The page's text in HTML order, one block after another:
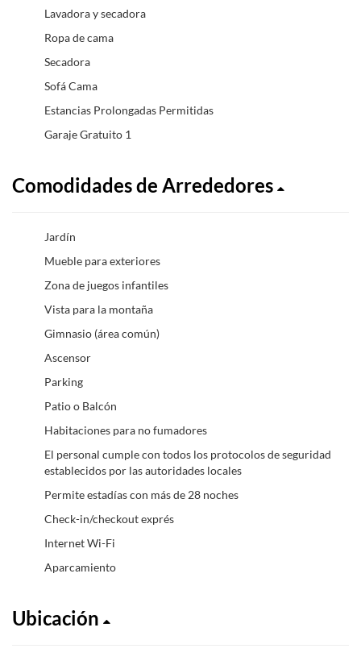
Lavadora y secadora
Ropa de cama
Secadora
Sofá Cama
Estancias Prolongadas Permitidas
Garaje Gratuito 1
Comodidades de Arrededores
Jardín
Mueble para exteriores
Zona de juegos infantiles
Vista para la montaña
Gimnasio (área común)
Ascensor
Parking
Patio o Balcón
Habitaciones para no fumadores
El personal cumple con todos los protocolos de seguridad
establecidos por las autoridades locales
Permite estadías con más de 28 noches
Check-in/checkout exprés
Internet Wi-Fi
Aparcamiento
Ubicación